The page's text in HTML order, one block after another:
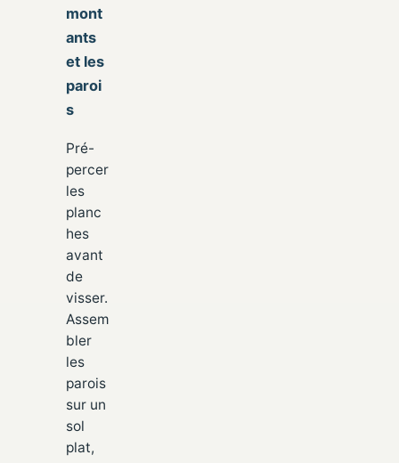
mont
ants
et les
paroi
s
Pré-
percer
les
planc
hes
avant
de
visser.
Assem
bler
les
parois
sur un
sol
plat,